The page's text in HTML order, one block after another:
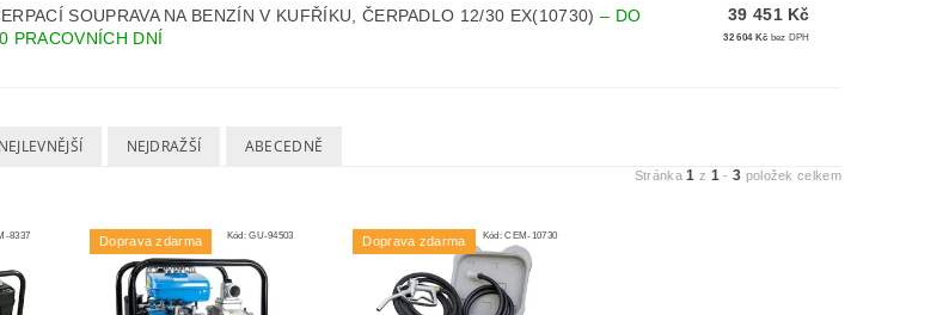
SOUPRAVA NA BENZÍN V KUFŘÍKU, ČERPADLO 12/30 EX(10730) – DO
PRACOVNÍCH DNÍ
39 451 Kč
32 604 Kč bez DPH
NEJLEVNĚJŠÍ NEJDRAŽŠÍ ABECEDNĚ
Stránka1 z 1 - 3 položek celkem
8337 Doprava zdarma Kód:GU-94503 Doprava zdarma Kód:CEM-10730